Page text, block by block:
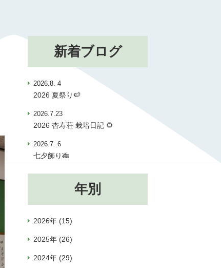
新着ブログ
2026.8. 4
2026 夏祭り🍉
2026.7.23
2026 杏寿荘 栽培日記 🌻
2026.7. 6
七夕飾り🎋
年別
2026年 (15)
2025年 (26)
2024年 (29)